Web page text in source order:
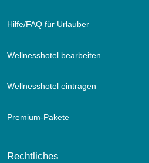
Hilfe/FAQ für Urlauber
Wellnesshotel bearbeiten
Wellnesshotel eintragen
Premium-Pakete
Rechtliches